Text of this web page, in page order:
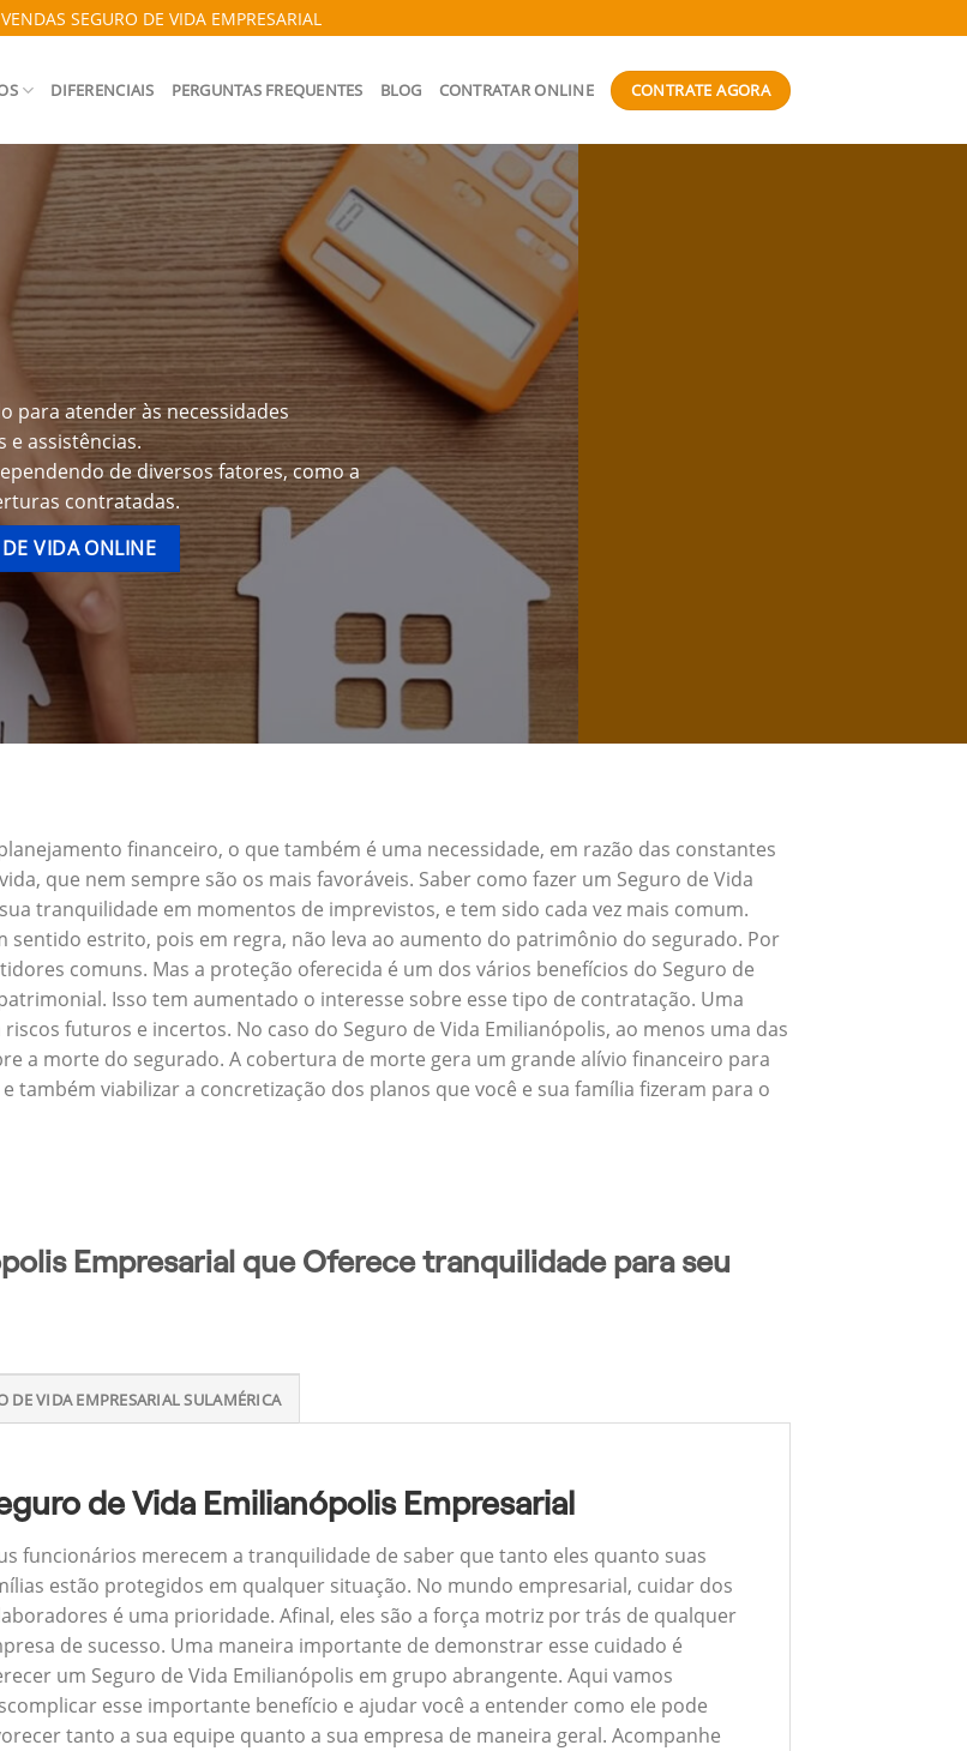
VENDAS SEGURO DE VIDA EMPRESARIAL
DIFERENCIAIS PERGUNTAS FREQUENTES BLOG CONTRATAR ONLINE CONTRATE AGORA
para atender às necessidades
e assistências.
de diversos fatores, como a
contratadas.
VIDA ONLINE
financeiro, o que também é uma necessidade, em razão das constantes
que nem sempre são os mais favoráveis. Saber como fazer um Seguro de Vida
tranquilidade em momentos de imprevistos, e tem sido cada vez mais comum.
sentido estrito, pois em regra, não leva ao aumento do patrimônio do segurado. Por
comuns. Mas a proteção oferecida é um dos vários benefícios do Seguro de
Isso tem aumentado o interesse sobre esse tipo de contratação. Uma
futuros e incertos. No caso do Seguro de Vida Emilianópolis, ao menos uma das
a morte do segurado. A cobertura de morte gera um grande alívio financeiro para
também viabilizar a concretização dos planos que você e sua família fizeram para o
Empresarial que Oferece tranquilidade para seu
DE VIDA EMPRESARIAL SULAMÉRICA
de Vida Emilianópolis Empresarial
funcionários merecem a tranquilidade de saber que tanto eles quanto suas
estão protegidos em qualquer situação. No mundo empresarial, cuidar dos
é uma prioridade. Afinal, eles são a força motriz por trás de qualquer
de sucesso. Uma maneira importante de demonstrar esse cuidado é
um Seguro de Vida Emilianópolis em grupo abrangente. Aqui vamos
esse importante benefício e ajudar você a entender como ele pode
tanto a sua equipe quanto a sua empresa de maneira geral. Acompanhe